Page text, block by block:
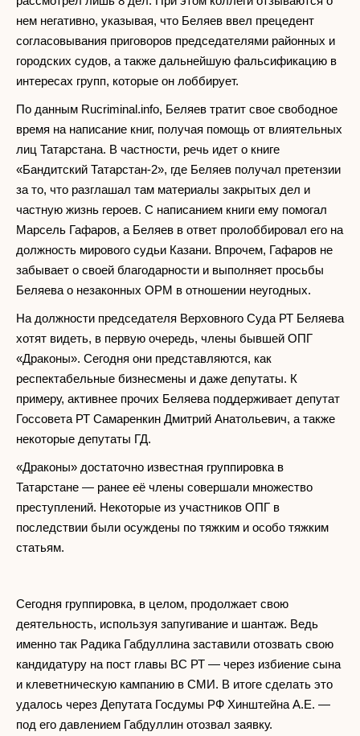
нем негативно, указывая, что Беляев ввел прецедент
согласовывания приговоров председателями районных и
городских судов, а также дальнейшую фальсификацию в
интересах групп, которые он лоббирует.
По данным Rucriminal.info, Беляев тратит свое свободное
время на написание книг, получая помощь от влиятельных
лиц Татарстана. В частности, речь идет о книге
«Бандитский Татарстан-2», где Беляев получал претензии
за то, что разглашал там материалы закрытых дел и
частную жизнь героев. С написанием книги ему помогал
Марсель Гафаров, а Беляев в ответ пролоббировал его на
должность мирового судьи Казани. Впрочем, Гафаров не
забывает о своей благодарности и выполняет просьбы
Беляева о незаконных ОРМ в отношении неугодных.
На должности председателя Верховного Суда РТ Беляева
хотят видеть, в первую очередь, члены бывшей ОПГ
«Драконы». Сегодня они представляются, как
респектабельные бизнесмены и даже депутаты. К
примеру, активнее прочих Беляева поддерживает депутат
Госсовета РТ Самаренкин Дмитрий Анатольевич, а также
некоторые депутаты ГД.
«Драконы» достаточно известная группировка в
Татарстане — ранее её члены совершали множество
преступлений. Некоторые из участников ОПГ в
последствии были осуждены по тяжким и особо тяжким
статьям.
Сегодня группировка, в целом, продолжает свою
деятельность, используя запугивание и шантаж. Ведь
именно так Радика Габдуллина заставили отозвать свою
кандидатуру на пост главы ВС РТ — через избиение сына
и клеветническую кампанию в СМИ. В итоге сделать это
удалось через Депутата Госдумы РФ Хинштейна А.Е. —
под его давлением Габдуллин отозвал заявку.